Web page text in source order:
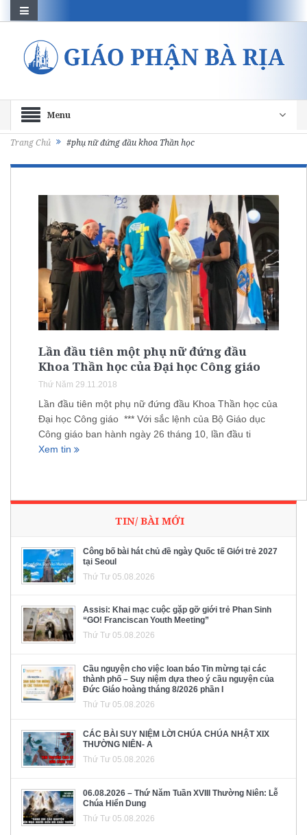
Menu
Trang Chủ #phụ nữ đứng đầu khoa Thần học
Lần đầu tiên một phụ nữ đứng đầu
Khoa Thần học của Đại học Công giáo
Thứ Năm 29.11.2018
Lần đầu tiên một phụ nữ đứng đầu Khoa Thần học của
Đại học Công giáo *** Với sắc lệnh của Bộ Giáo dục
Công giáo ban hành ngày 26 tháng 10, lần đầu ti
Xem tin
TIN/ BÀI MỚI
Công bố bài hát chủ đề ngày Quốc tế Giới trẻ 2027
tại Seoul
Thứ Tư 05.08.2026
Assisi: Khai mạc cuộc gặp gỡ giới trẻ Phan Sinh
“GO! Franciscan Youth Meeting”
Thứ Tư 05.08.2026
Cầu nguyện cho việc loan báo Tin mừng tại các
thành phố – Suy niệm dựa theo ý cầu nguyện của
Đức Giáo hoàng tháng 8/2026 phần I
Thứ Tư 05.08.2026
CÁC BÀI SUY NIỆM LỜI CHÚA CHÚA NHẬT XIX
THƯỜNG NIÊN- A
Thứ Tư 05.08.2026
06.08.2026 – Thứ Năm Tuần XVIII Thường Niên: Lễ
Chúa Hiển Dung
Thứ Tư 05.08.2026